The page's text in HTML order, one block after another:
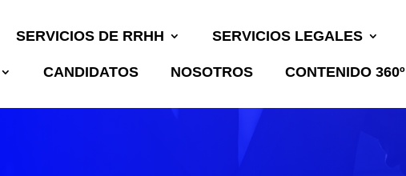
SERVICIOS DE RRHH SERVICIOS LEGALES
CANDIDATOS NOSOTROS CONTENIDO 360º